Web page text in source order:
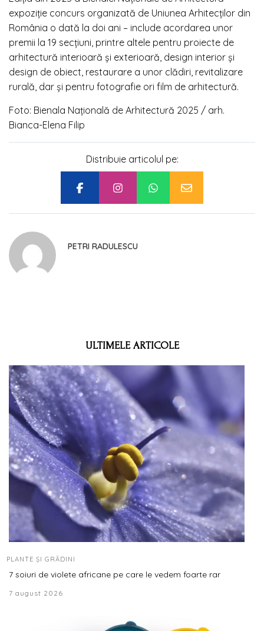
expoziție concurs organizată de Uniunea Arhitecților din
România o dată la doi ani – include acordarea unor
premii la 19 secțiuni, printre altele pentru proiecte de
arhitectură interioară și exterioară, design interior și
design de obiect, restaurare a unor clădiri, revitalizare
rurală, dar și pentru fotografie ori film de arhitectură.
Foto: Bienala Națională de Arhitectură 2025 / arh.
Bianca-Elena Filip
Distribuie articolul pe:
PETRI RADULESCU
ULTIMELE ARTICOLE
PLANTE ȘI GRĂDINI
7 soiuri de violete africane pe care le vedem foarte rar
7 august 2026